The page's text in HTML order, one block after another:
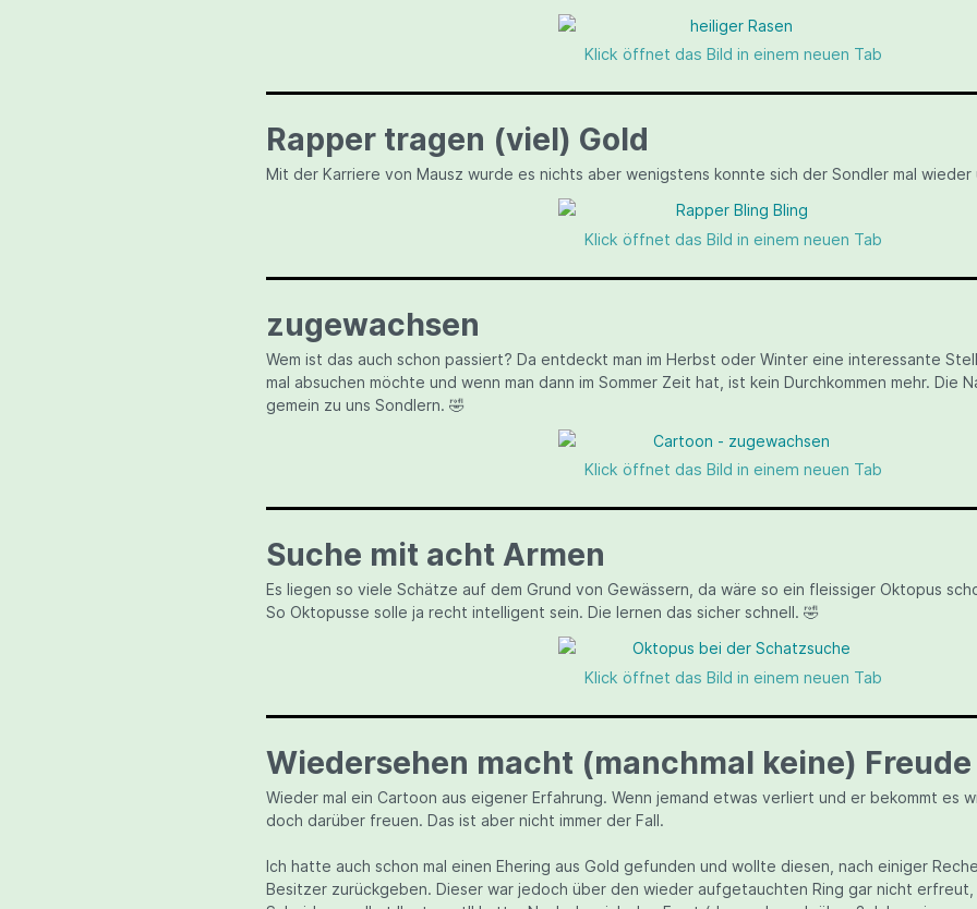
Klick öffnet das Bild in einem neuen Tab
Rapper tragen (viel) Gold
Mit der Karriere von Mausz wurde es nichts aber wenigstens konnte sich der Sondler mal
Klick öffnet das Bild in einem neuen Tab
zugewachsen
Wem ist das auch schon passiert? Da entdeckt man im Herbst oder Winter eine interessante
mal absuchen möchte und wenn man dann im Sommer Zeit hat, ist kein Durchkommen mehr. Die
gemein zu uns Sondlern. 🤣
Klick öffnet das Bild in einem neuen Tab
Suche mit acht Armen
Es liegen so viele Schätze auf dem Grund von Gewässern, da wäre so ein fleissiger Oktopus
So Oktopusse solle ja recht intelligent sein. Die lernen das sicher schnell. 🤣
Klick öffnet das Bild in einem neuen Tab
Wiedersehen macht (manchmal keine) Freude
Wieder mal ein Cartoon aus eigener Erfahrung. Wenn jemand etwas verliert und er bekommt es
doch darüber freuen. Das ist aber nicht immer der Fall.
Ich hatte auch schon mal einen Ehering aus Gold gefunden und wollte diesen, nach einiger
Besitzer zurückgeben. Dieser war jedoch über den wieder aufgetauchten Ring gar nicht erfreut,